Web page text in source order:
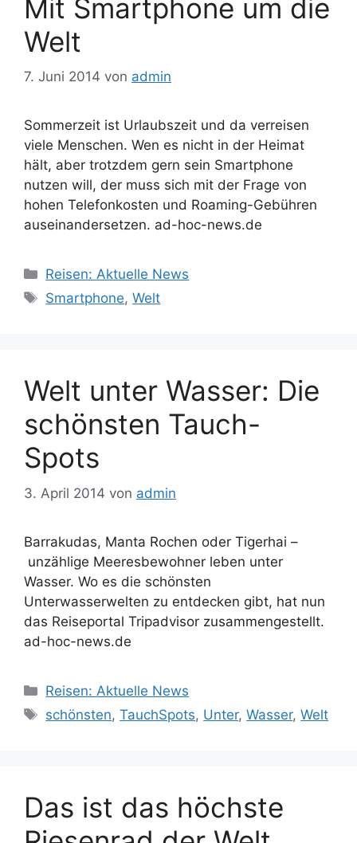
Mit Smartphone um die
Welt
7. Juni 2014 von admin
Sommerzeit ist Urlaubszeit und da verreisen
viele Menschen. Wen es nicht in der Heimat
hält, aber trotzdem gern sein Smartphone
nutzen will, der muss sich mit der Frage von
hohen Telefonkosten und Roaming-Gebühren
auseinandersetzen. ad-hoc-news.de
Kategorien
Reisen: Aktuelle News
Schlagwörter
Smartphone,Welt
Welt unter Wasser: Die
schönsten Tauch-
Spots
3. April 2014 von admin
Barrakudas, Manta Rochen oder Tigerhai –
unzählige Meeresbewohner leben unter
Wasser. Wo es die schönsten
Unterwasserwelten zu entdecken gibt, hat nun
das Reiseportal Tripadvisor zusammengestellt.
ad-hoc-news.de
Kategorien
Reisen: Aktuelle News
Schlagwörter
schönsten,TauchSpots, Unter,Wasser,Welt
Das ist das höchste